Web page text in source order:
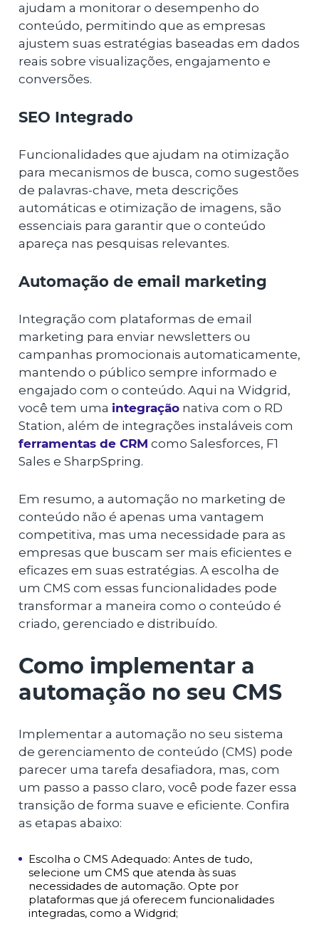
ajudam a monitorar o desempenho do
conteúdo, permitindo que as empresas
ajustem suas estratégias baseadas em dados
reais sobre visualizações, engajamento e
conversões.
SEO Integrado
Funcionalidades que ajudam na otimização
para mecanismos de busca, como sugestões
de palavras-chave, meta descrições
automáticas e otimização de imagens, são
essenciais para garantir que o conteúdo
apareça nas pesquisas relevantes.
Automação de email marketing
Integração com plataformas de email
marketing para enviar newsletters ou
campanhas promocionais automaticamente,
mantendo o público sempre informado e
engajado com o conteúdo. Aqui na Widgrid,
você tem uma integração nativa com o RD
Station, além de integrações instaláveis com
ferramentas de CRM como Salesforces, F1
Sales e SharpSpring.
Em resumo, a automação no marketing de
conteúdo não é apenas uma vantagem
competitiva, mas uma necessidade para as
empresas que buscam ser mais eficientes e
eficazes em suas estratégias. A escolha de
um CMS com essas funcionalidades pode
transformar a maneira como o conteúdo é
criado, gerenciado e distribuído.
Como implementar a
automação no seu CMS
Implementar a automação no seu sistema
de gerenciamento de conteúdo (CMS) pode
parecer uma tarefa desafiadora, mas, com
um passo a passo claro, você pode fazer essa
transição de forma suave e eficiente. Confira
as etapas abaixo:
Escolha o CMS Adequado: Antes de tudo,
selecione um CMS que atenda às suas
necessidades de automação. Opte por
plataformas que já oferecem funcionalidades
integradas, como a Widgrid;